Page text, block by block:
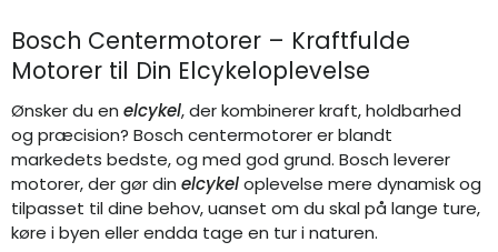
Bosch Centermotorer – Kraftfulde
Motorer til Din Elcykeloplevelse
Ønsker du en elcykel, der kombinerer kraft, holdbarhed
og præcision? Bosch centermotorer er blandt
markedets bedste, og med god grund. Bosch leverer
motorer, der gør din elcykeloplevelse mere dynamisk og
tilpasset til dine behov, uanset om du skal på lange ture,
køre i byen eller endda tage en tur i naturen.